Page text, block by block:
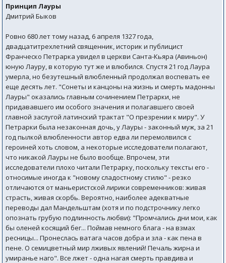
Принцип Лауры
Дмитрий Быков
Ровно 680 лет тому назад, 6 апреля 1327 года,
двадцатитрехлетний священник, историк и публицист
Франческо Петрарка увидел в церкви Санта-Кьяра (Авиньон)
юную Лауру, в которую тут же и влюбился. Спустя 21 год Лаура
умерла, но безутешный влюбленный продолжал воспевать ее
еще десять лет. "Сонеты и канцоны на жизнь и смерть мадонны
Лауры" оказались главным сочинением Петрарки, не
придававшего им особого значения и полагавшего своей
главной заслугой латинский трактат "О презрении к миру". У
Петрарки была незаконная дочь, у Лауры - законный муж, за 21
год пылкой влюбленности автор едва ли перемолвился с
героиней хоть словом, а некоторые исследователи полагают,
что никакой Лауры не было вообще. Впрочем, эти
исследователи плохо читали Петрарку, поскольку тексты его -
относимые иногда к "новому сладостному стилю" - резко
отличаются от маньеристской лирики современников: живая
страсть, живая скорбь. Вероятно, наиболее адекватные
переводы дал Мандельштам (хотя и по подстрочнику легко
опознать грубую подлинность любви): "Промчались дни мои, как
бы оленей косящий бег... Поймав немного блага - на взмах
ресницы... Пронеслась ватага часов добра и зла - как пена в
пене. О семицветный мир лживых явлений! Печаль жирна и
умиранье наго". Все лжет - одна нагая смерть правдива и